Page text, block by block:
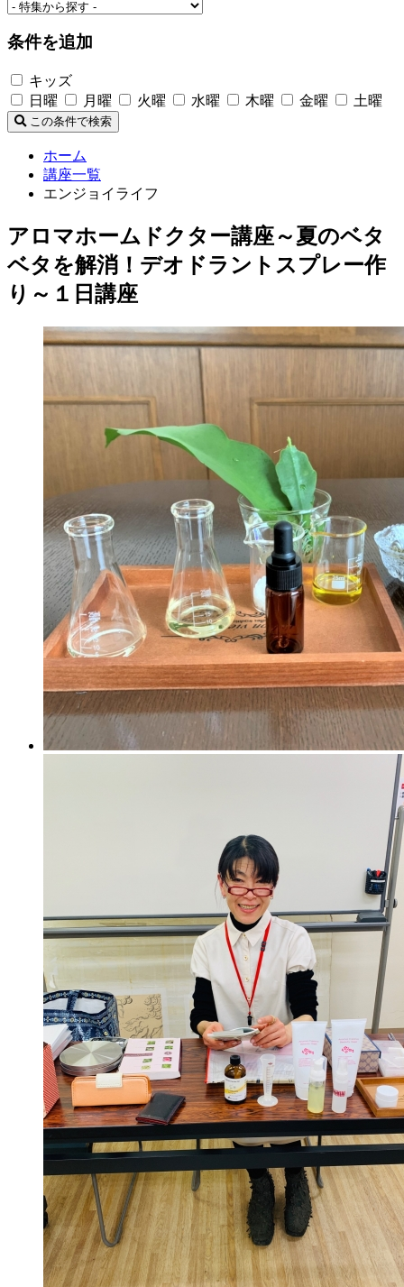
条件を追加
キッズ
日曜
月曜 火曜 水曜 木曜 金曜 土曜
この条件で検索
ホーム
講座一覧
エンジョイライフ
アロマホームドクター講座～夏のベタ
ベタを解消！デオドラントスプレー作
り～１日講座